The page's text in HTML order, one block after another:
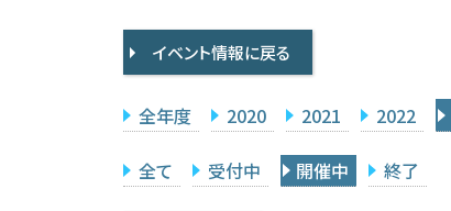
イベント情報に戻る
全年度 2020 2021 2022
全て 受付中 開催中 終了